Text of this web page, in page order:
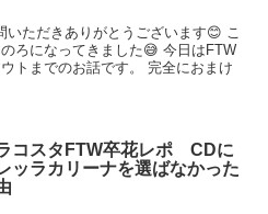
いただきありがとうございます😊 こ
ろになってきました😅 今日はFTW
トまでのお話です。 完全におまけ
コスタFTW卒花レポ CDに
ッラカリーナを選ばなかった